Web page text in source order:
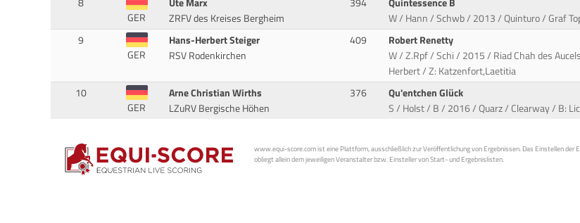
GER
ZRFV des Kreises Bergheim
W / Hann / Schwb / 2013 / Quinturo / Graf
9
GER
Hans-Herbert Steiger
RSV Rodenkirchen
409
Robert Renetty
W / Z.Rpf / Schi / 2015 / Riad Chah des
Herbert / Z: Katzenfort,Laetitia
10
GER
Arne Christian Wirths
LZuRV Bergische Höhen
376
Qu'entchen Glück
S / Holst / B / 2016 / Quarz / Clearway / B:
www.equi-score.com ist eine Plattform, ausschließlich zur Veröffentlichung von Ergebnissen. Das Einstellen der
obliegt allein dem jeweiligen Veranstalter bzw. Einsteller von Start- und Ergebnislisten.